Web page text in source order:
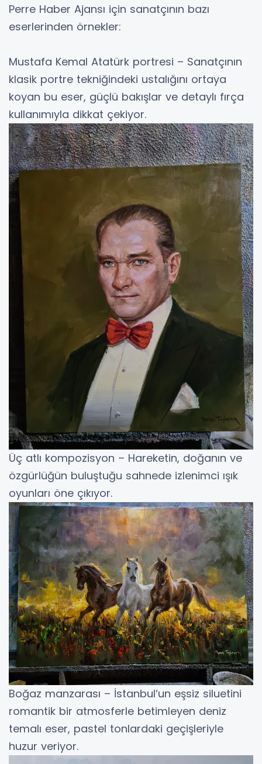
Perre Haber Ajansı için sanatçının bazı
eserlerinden örnekler:
Mustafa Kemal Atatürk portresi – Sanatçının
klasik portre tekniğindeki ustalığını ortaya
koyan bu eser, güçlü bakışlar ve detaylı fırça
kullanımıyla dikkat çekiyor.
Üç atlı kompozisyon – Hareketin, doğanın ve
özgürlüğün buluştuğu sahnede izlenimci ışık
oyunları öne çıkıyor.
Boğaz manzarası – İstanbul’un eşsiz siluetini
romantik bir atmosferle betimleyen deniz
temalı eser, pastel tonlardaki geçişleriyle
huzur veriyor.